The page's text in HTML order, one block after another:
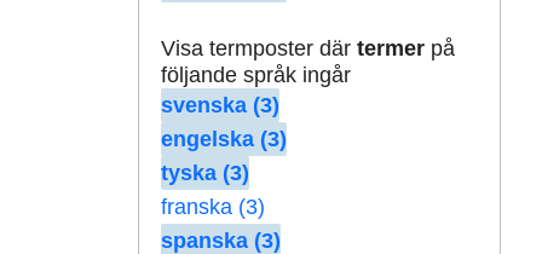
Visa termposter där termerpå
följande språk ingår
svenska (3)
engelska (3)
tyska (3)
franska (3)
spanska (3)